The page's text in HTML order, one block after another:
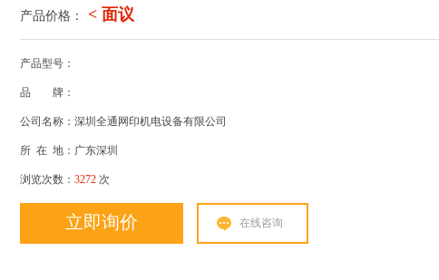
产品价格： < 面议
产品型号：
品 牌：
公司名称：深圳全通网印机电设备有限公司
所 在 地：广东深圳
浏览次数： 3272 次
立即询价 在线咨询